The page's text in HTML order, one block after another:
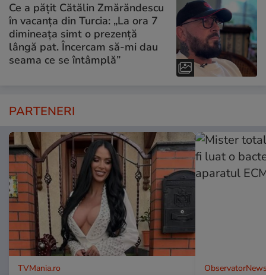
Ce a pățit Cătălin Zmărăndescu
în vacanța din Turcia: „La ora 7
dimineața simt o prezență
lângă pat. Încercam să-mi dau
seama ce se întâmplă”
PARTENERI
TVMania.ro